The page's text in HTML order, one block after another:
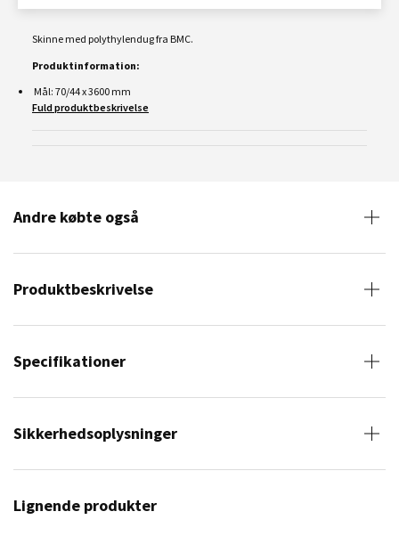
Skinne med polythylendug fra BMC.
Produktinformation:
Mål: 70/44 x 3600 mm
Fuld produktbeskrivelse
Andre købte også
Produktbeskrivelse
Specifikationer
Sikkerhedsoplysninger
Lignende produkter